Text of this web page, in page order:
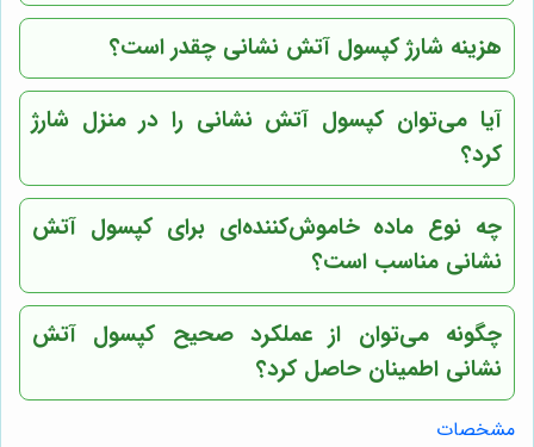
هزینه شارژ کپسول آتش نشانی چقدر است؟
آیا می‌توان کپسول آتش نشانی را در منزل شارژ
کرد؟
چه نوع ماده خاموش‌کننده‌ای برای کپسول آتش
نشانی مناسب است؟
چگونه می‌توان از عملکرد صحیح کپسول آتش
نشانی اطمینان حاصل کرد؟
مشخصات